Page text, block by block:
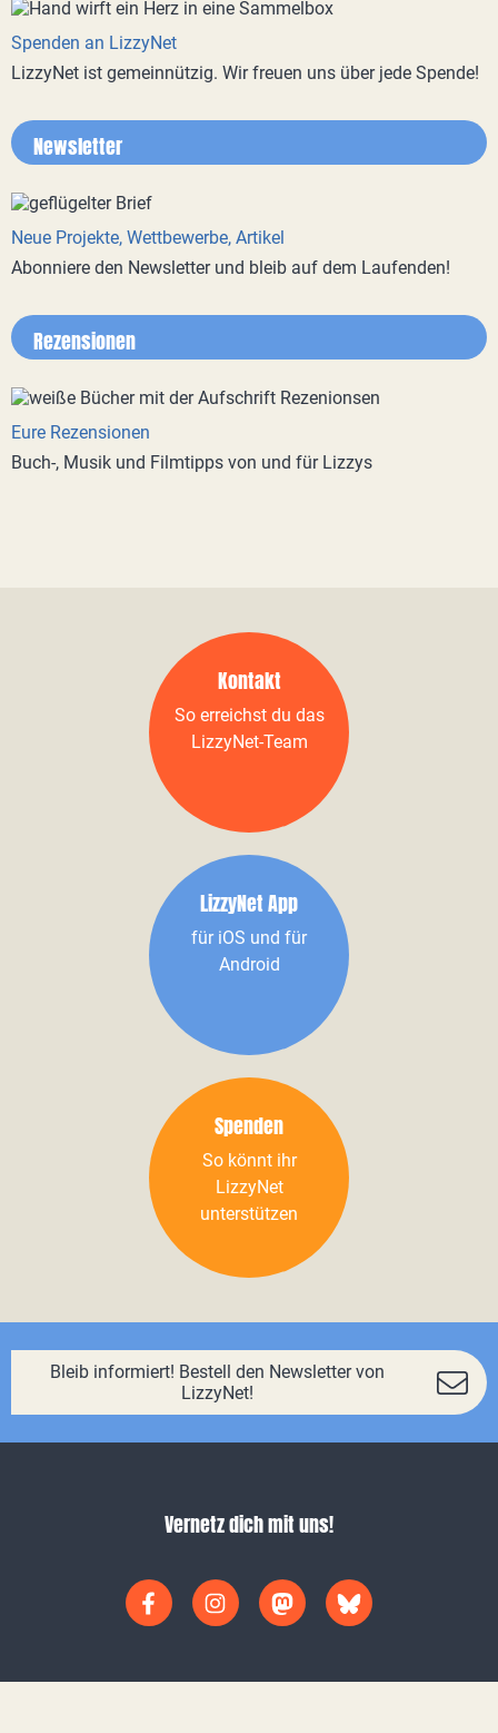
Spenden an LizzyNet
LizzyNet ist gemeinnützig. Wir freuen uns über jede Spende!
Newsletter
Neue Projekte, Wettbewerbe, Artikel
Abonniere den Newsletter und bleib auf dem Laufenden!
Rezensionen
Eure Rezensionen
Buch-, Musik und Filmtipps von und für Lizzys
Kontakt
So erreichst du das
LizzyNet-Team
LizzyNet App
für iOS und für
Android
Spenden
So könnt ihr
LizzyNet
unterstützen
Bleib informiert! Bestell den Newsletter von
LizzyNet!
Vernetz dich mit uns!